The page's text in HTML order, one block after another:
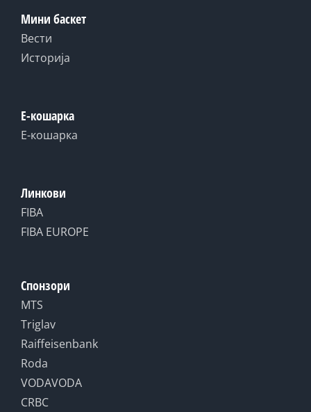
Мини баскет
Вести
Историја
Е-кошарка
Е-кошарка
Линкови
FIBA
FIBA EUROPE
Спонзори
MTS
Triglav
Raiffeisenbank
Roda
VODAVODA
CRBC